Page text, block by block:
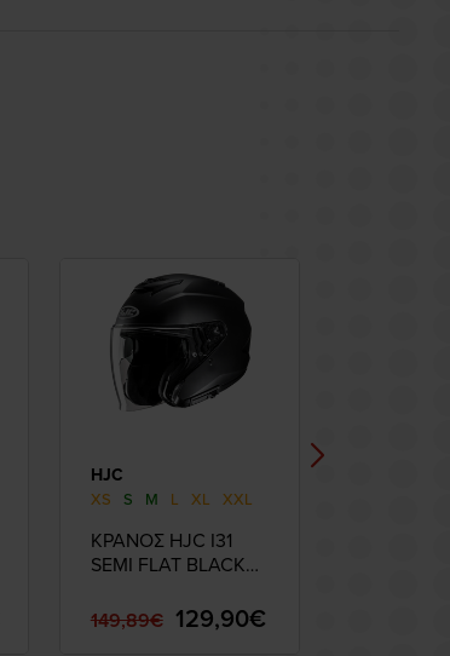
HJC
XS S M L XL XXL
ΚΡΑΝΟΣ HJC I31
SEMI FLAT BLACK
149,89€ 129,90€